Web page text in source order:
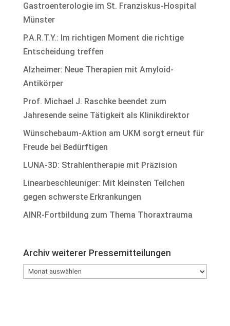
Gastroenterologie im St. Franziskus-Hospital
Münster
P.A.R.T.Y.: Im richtigen Moment die richtige
Entscheidung treffen
Alzheimer: Neue Therapien mit Amyloid-
Antikörper
Prof. Michael J. Raschke beendet zum
Jahresende seine Tätigkeit als Klinikdirektor
Wünschebaum-Aktion am UKM sorgt erneut für
Freude bei Bedürftigen
LUNA-3D: Strahlentherapie mit Präzision
Linearbeschleuniger: Mit kleinsten Teilchen
gegen schwerste Erkrankungen
AINR-Fortbildung zum Thema Thoraxtrauma
Archiv weiterer Pressemitteilungen
Archiv